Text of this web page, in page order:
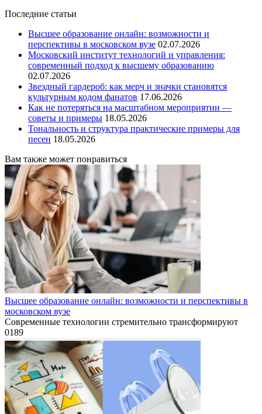
Последние статьи
Высшее образование онлайн: возможности и
перспективы в московском вузе 02.07.2026
Московский институт технологий и управления:
современный подход к высшему образованию
02.07.2026
Звездный гардероб: как мерч и значки становятся
культурным кодом фанатов 17.06.2026
Как не потеряться на масштабном мероприятии —
советы и примеры 18.05.2026
Тональность и структура практические примеры для
песен 18.05.2026
Вам также может понравиться
Высшее образование онлайн: возможности и перспективы в
московском вузе
Современные технологии стремительно трансформируют
0189